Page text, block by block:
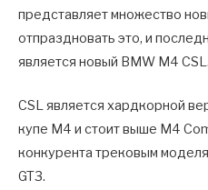
представляет множество
отпраздновать это, и
является новый BMW M4 CSL.
CSL является хардкорной
купе M4 и стоит выше M4
конкурента трековым
GT3.